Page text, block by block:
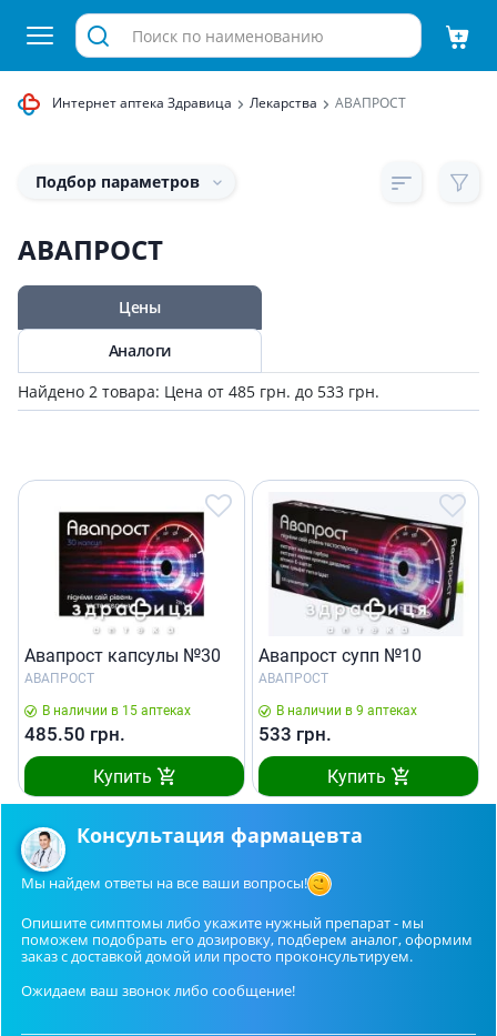
Интернет аптека Здравица Лекарства АВАПРОСТ
Подбор параметров
АВАПРОСТ
Цены
Аналоги
Найдено 2 товара: Цена от 485 грн. до 533 грн.
Авапрост капсулы №30
АВАПРОСТ
В наличии в 15 аптеках
485.50 грн.
Купить
Авапрост супп №10
АВАПРОСТ
В наличии в 9 аптеках
533 грн.
Купить
Консультация фармацевта
Мы найдем ответы на все ваши вопросы!
Опишите симптомы либо укажите нужный препарат - мы
поможем подобрать его дозировку, подберем аналог, оформим
заказ с доставкой домой или просто проконсультируем.
Ожидаем ваш звонок либо сообщение!